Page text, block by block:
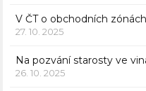
V ČT o obchodních zónách
27. 10. 2025
Na pozvání starosty ve
26. 10. 2025